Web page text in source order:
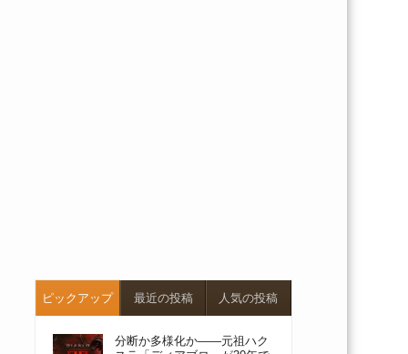
ピックアップ 最近の投稿 人気の投稿
分断か多様化か――元祖ハク